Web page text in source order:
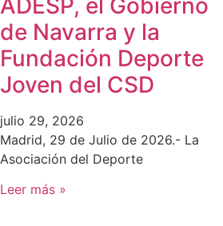
de Navarra y la
Fundación Deporte
Joven del CSD
julio 29, 2026
Madrid, 29 de Julio de 2026.- La
Asociación del Deporte
Leer más »